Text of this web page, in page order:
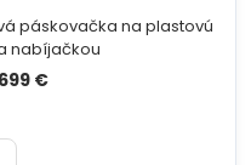
páskovačka na plastovú
nabíjačkou
€Aktuálna